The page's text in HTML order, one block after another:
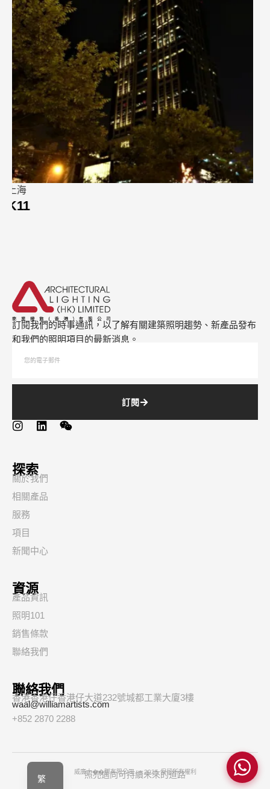
香港
蘇富比旗艦藝廊
訂閱我們的時事通訊，以了解有關建築照明趨勢、新產品發布
和我們的照明項目的最新消息。
訂閱
探索
關於我們
相關產品
服務
項目
新聞中心
資源
產品資訊
照明101
銷售條款
聯絡我們
聯絡我們
香港香港仔香港仔大道232號城都工業大廈3樓
waal@williamartists.com
+852 2870 2288
威廉士��際有限公司 — 2025 保留所有權利
照亮邁向可持續未來的道路
繁